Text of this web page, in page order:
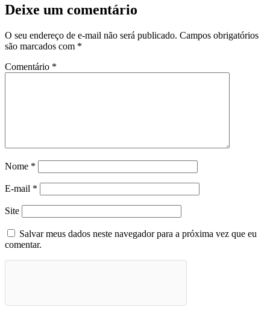
Deixe um comentário
O seu endereço de e-mail não será publicado. Campos obrigatórios
são marcados com *
Comentário *
Nome *
E-mail *
Site
Salvar meus dados neste navegador para a próxima vez que eu
comentar.